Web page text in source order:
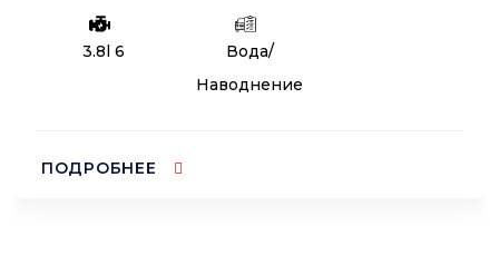
3.8l 6
Вода/
Наводнение
ПОДРОБНЕЕ